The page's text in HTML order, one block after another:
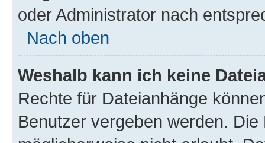
oder Administrator nach
Nach oben
Weshalb kann ich keine
Rechte für Dateianhänge
Benutzer vergeben werden.